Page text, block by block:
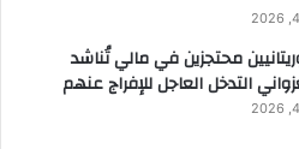
محتجزين في مالي تُناشد
التدخل العاجل للإفراج عنهم